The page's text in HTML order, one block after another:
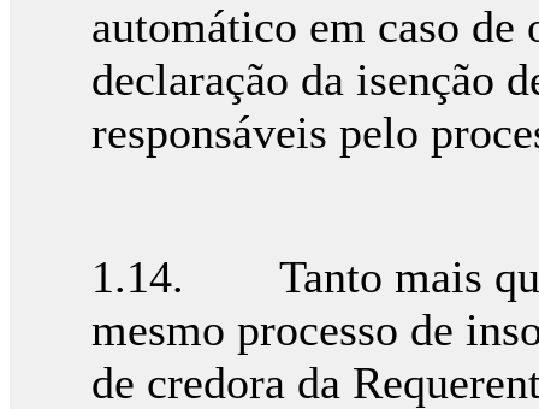
automático em caso
declaração da isenção
responsáveis pelo
1.14. Tanto mais que
mesmo processo de
de credora da